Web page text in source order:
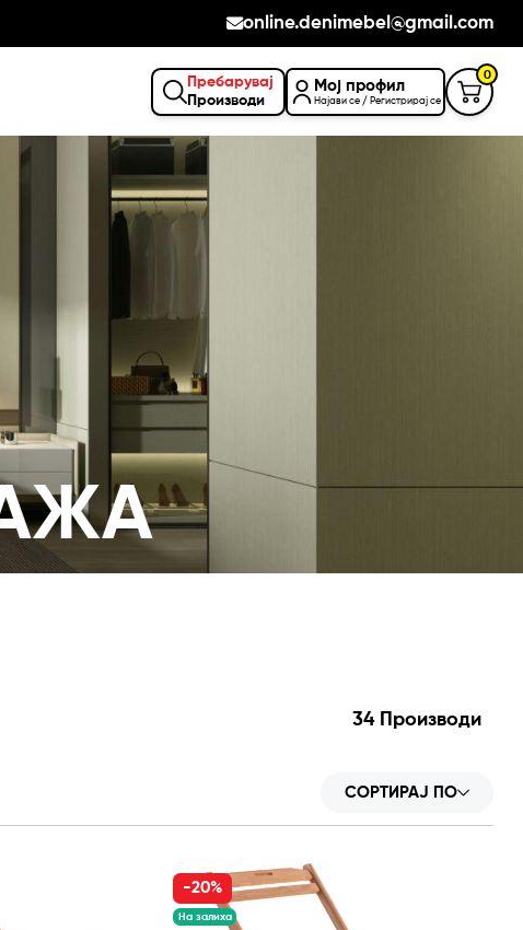
online.denimebel@gmail.com
Пребарувај
Производи
Мој профил
Најави се / Регистрирај се
0
34Производи
СОРТИРАЈ ПО
-20%
На залиха